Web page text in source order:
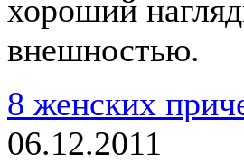
хороший
внешностью.
8 женских
06.12.2011